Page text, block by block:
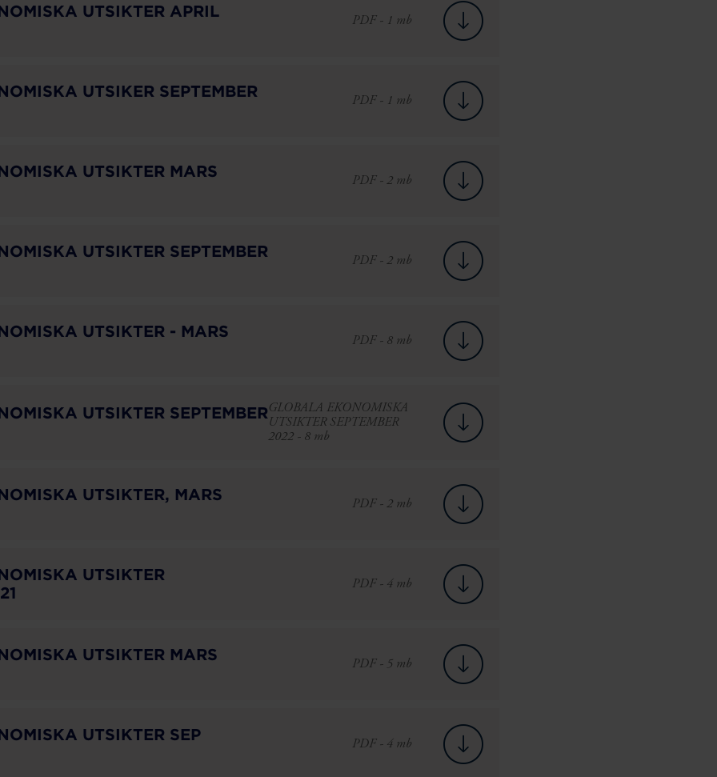
UTSIKTER APRIL
PDF - 1 mb
UTSIKER SEPTEMBER
PDF - 1 mb
UTSIKTER MARS
PDF - 2 mb
UTSIKTER SEPTEMBER
PDF - 2 mb
UTSIKTER - MARS
PDF - 8 mb
UTSIKTER SEPTEMBERGLOBALA EKONOMISKA
UTSIKTER SEPTEMBER
2022 - 8 mb
UTSIKTER, MARS
PDF - 2 mb
UTSIKTER
PDF - 4 mb
UTSIKTER MARS
PDF - 5 mb
UTSIKTER SEP
PDF - 4 mb